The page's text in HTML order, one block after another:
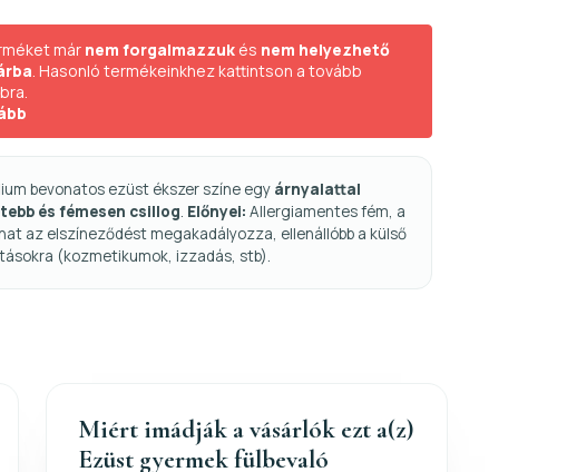
már nem forgalmazzukés nem helyezhető
. Hasonló termékeinkhez kattintson a tovább
bevonatos ezüst ékszer színe egy árnyalattal
és fémesen csillog. Előnyei: Allergiamentes fém, a
az elszíneződést megakadályozza, ellenállóbb a külső
(kozmetikumok, izzadás, stb).
Miért imádják a vásárlók ezt a(z)
Ezüst gyermek fülbevaló